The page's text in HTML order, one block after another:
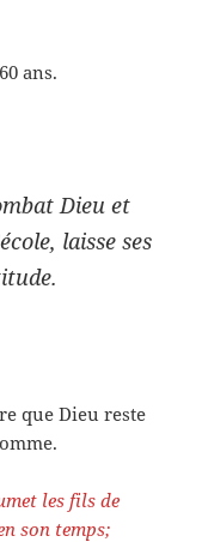
ans.
Dieu et
laisse ses
que Dieu reste
les fils de
son temps;